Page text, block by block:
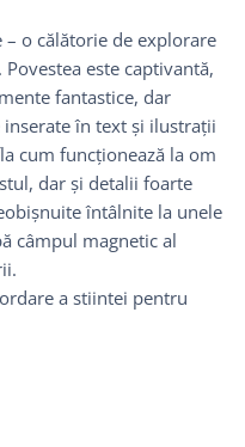
– o călătorie de explorare
este captivantă,
fantastice, dar
în text și ilustrații
cum funcționează la om
dar și detalii foarte
întâlnite la unele
câmpul magnetic al
a stiintei pentru